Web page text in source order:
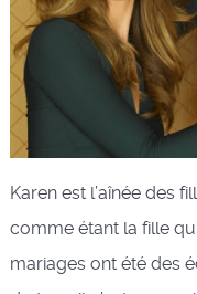
Karen est l’aînée des
comme étant la fille
mariages ont été des